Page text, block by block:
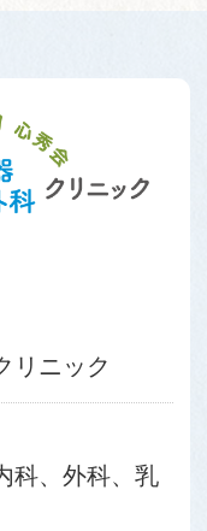
リニック
科、外科、乳